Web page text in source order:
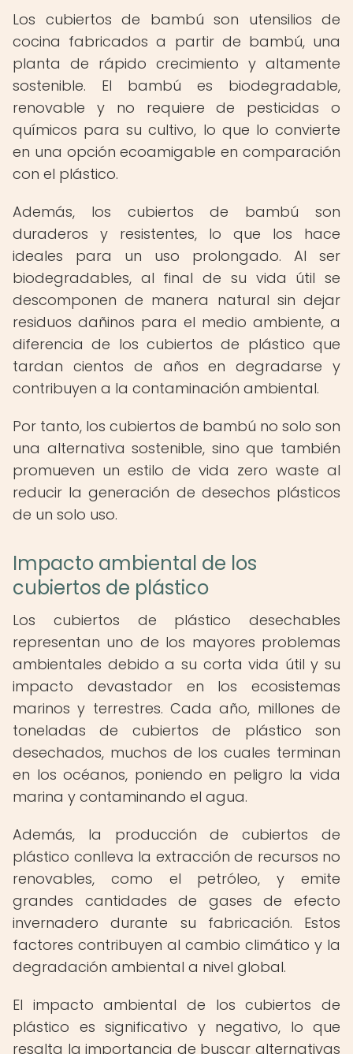
Los cubiertos de bambú son utensilios de
cocina fabricados a partir de bambú, una
planta de rápido crecimiento y altamente
sostenible. El bambú es biodegradable,
renovable y no requiere de pesticidas o
químicos para su cultivo, lo que lo convierte
en una opción ecoamigable en comparación
con el plástico.
Además, los cubiertos de bambú son
duraderos y resistentes, lo que los hace
ideales para un uso prolongado. Al ser
biodegradables, al final de su vida útil se
descomponen de manera natural sin dejar
residuos dañinos para el medio ambiente, a
diferencia de los cubiertos de plástico que
tardan cientos de años en degradarse y
contribuyen a la contaminación ambiental.
Por tanto, los cubiertos de bambú no solo son
una alternativa sostenible, sino que también
promueven un estilo de vida zero waste al
reducir la generación de desechos plásticos
de un solo uso.
Impacto ambiental de los
cubiertos de plástico
Los cubiertos de plástico desechables
representan uno de los mayores problemas
ambientales debido a su corta vida útil y su
impacto devastador en los ecosistemas
marinos y terrestres. Cada año, millones de
toneladas de cubiertos de plástico son
desechados, muchos de los cuales terminan
en los océanos, poniendo en peligro la vida
marina y contaminando el agua.
Además, la producción de cubiertos de
plástico conlleva la extracción de recursos no
renovables, como el petróleo, y emite
grandes cantidades de gases de efecto
invernadero durante su fabricación. Estos
factores contribuyen al cambio climático y la
degradación ambiental a nivel global.
El impacto ambiental de los cubiertos de
plástico es significativo y negativo, lo que
resalta la importancia de buscar alternativas